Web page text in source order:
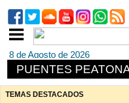
8 de Agosto de 2026
PUENTES
TEMAS DESTACADOS